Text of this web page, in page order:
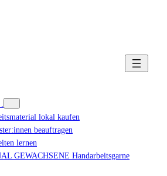
lokal kaufen
beauftragen
lernen
GEWACHSENE Handarbeitsgarne